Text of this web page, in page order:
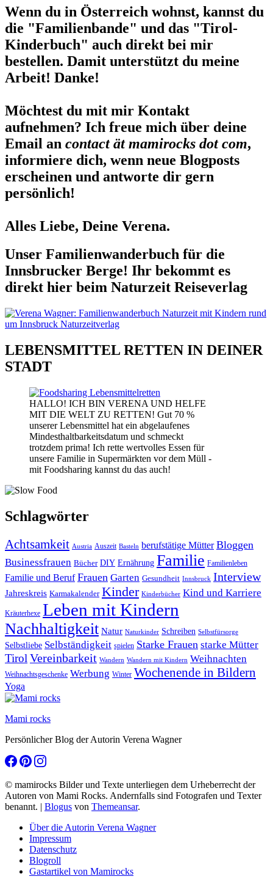
Wenn du in Österreich wohnst, kannst du
die "Familienbande" und das "Tirol-
Kinderbuch" auch direkt bei mir
bestellen. Damit unterstützt du meine
Arbeit! Danke!
Möchtest du mit mir Kontakt
aufnehmen? Ich freue mich über deine
Email an contact ät mamirocks dot com,
informiere dich, wenn neue Blogposts
erscheinen und antworte dir gern
persönlich!
Alles Liebe, Deine Verena.
Unser Familienwanderbuch für die
Innsbrucker Berge! Ihr bekommt es
direkt hier beim Naturzeit Reiseverlag
LEBENSMITTEL RETTEN IN DEINER
STADT
HALLO! ICH BIN VERENA UND HELFE
MIT DIE WELT ZU RETTEN! Gut 70 %
unserer Lebensmittel hat ein abgelaufenes
Mindesthaltbarkeitsdatum und schmeckt
trotzdem prima! Ich rette wertvolles Essen für
unsere Familie in Supermärkten vor dem Müll -
mit Foodsharing kannst du das auch!
Schlagwörter
Achtsamkeit Austria Auszeit Basteln berufstätige Mütter Bloggen
Businessfrauen Bücher DIY Ernährung Familie Familienleben
Familie und Beruf Frauen Garten Gesundheit Innsbruck Interview
Jahreskreis Karmakalender Kinder Kinderbücher Kind und Karriere
Kräuterhexe Leben mit Kindern
Nachhaltigkeit Natur Naturkinder Schreiben Selbstfürsorge
Selbstliebe Selbständigkeit spielen Starke Frauen starke Mütter
Tirol Vereinbarkeit Wandern Wandern mit Kindern Weihnachten
Weihnachtsgeschenke Werbung Winter Wochenende in Bildern
Yoga
Mami rocks
Persönlicher Blog der Autorin Verena Wagner
© mamirocks Bilder und Texte unterliegen dem Urheberrecht der
Autoren von Mami Rocks. Andernfalls sind Fotografen und Texter
benannt. | Blogus von Themeansar.
Über die Autorin Verena Wagner
Impressum
Datenschutz
Blogroll
Gastartikel von Mamirocks